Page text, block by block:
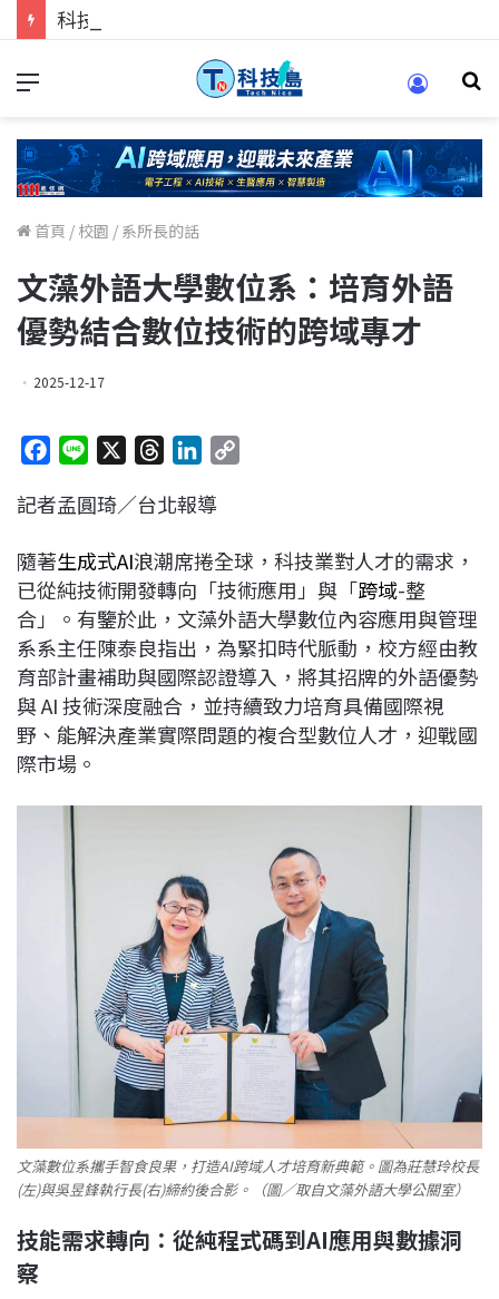
科技人找工作，就到TECH+ 科技專區!
首頁 / 校園 / 系所長的話
文藻外語大學數位系：培育外語
優勢結合數位技術的跨域專才
2025-12-17
c
b
o
k
n
r
a
d
s
n
e
d
I
n
L
i
n
k
記者孟圓琦／台北報導
隨著生成式AI浪潮席捲全球，科技業對人才的需求，
已從純技術開發轉向「技術應用」與「跨域-整
合」。有鑒於此，文藻外語大學數位內容應用與管理
系系主任陳泰良指出，為緊扣時代脈動，校方經由教
育部計畫補助與國際認證導入，將其招牌的外語優勢
與 AI 技術深度融合，並持續致力培育具備國際視
野、能解決產業實際問題的複合型數位人才，迎戰國
際市場。
文藻數位系攜手智食良果，打造AI跨域人才培育新典範。圖為莊慧玲校長
(左)與吳昱鋒執行長(右)締約後合影。（圖／取自文藻外語大學公關室）
技能需求轉向：從純程式碼到AI應用與數據洞
察